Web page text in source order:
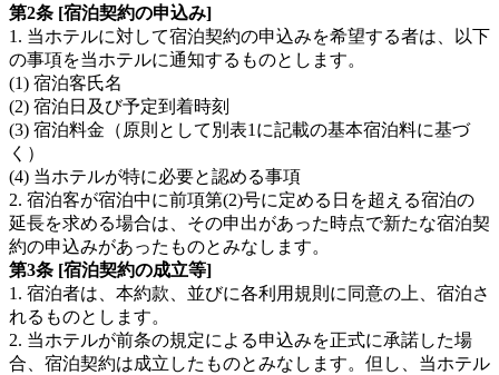
第2条 [宿泊契約の申込み]
1. 当ホテルに対して宿泊契約の申込みを希望する者は、以下
の事項を当ホテルに通知するものとします。
(1) 宿泊客氏名
(2) 宿泊日及び予定到着時刻
(3) 宿泊料金（原則として別表1に記載の基本宿泊料に基づ
く）
(4) 当ホテルが特に必要と認める事項
2. 宿泊客が宿泊中に前項第(2)号に定める日を超える宿泊の
延長を求める場合は、その申出があった時点で新たな宿泊契
約の申込みがあったものとみなします。
第3条 [宿泊契約の成立等]
1. 宿泊者は、本約款、並びに各利用規則に同意の上、宿泊さ
れるものとします。
2. 当ホテルが前条の規定による申込みを正式に承諾した場
合、宿泊契約は成立したものとみなします。但し、当ホテル